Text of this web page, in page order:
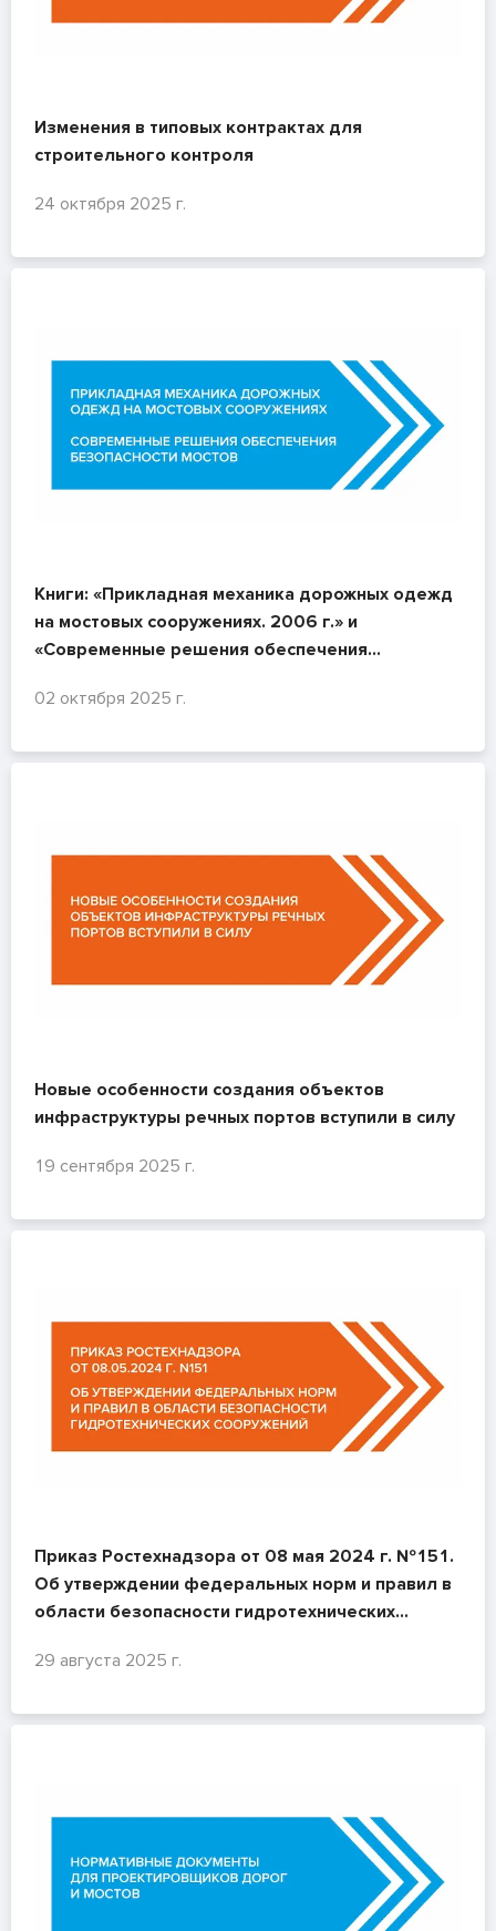
Изменения в типовых контрактах для
строительного контроля
24 октября 2025 г.
Книги: «Прикладная механика дорожных одежд
на мостовых сооружениях. 2006 г.» и
«Современные решения обеспечения
02 октября 2025 г.
Новые особенности создания объектов
инфраструктуры речных портов вступили в силу
19 сентября 2025 г.
Приказ Ростехнадзора от 08 мая 2024 г. №151.
Об утверждении федеральных норм и правил в
области безопасности гидротехнических
безопасности гидротехнических сооружений
29 августа 2025 г.